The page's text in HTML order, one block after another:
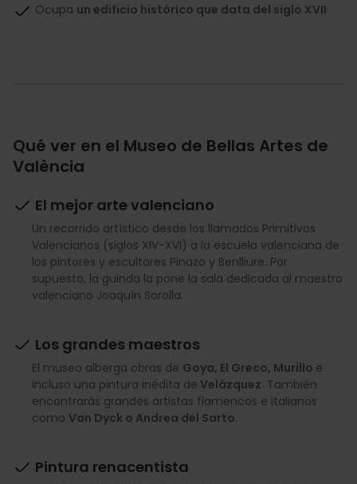
Ocupa un edificio histórico que data del siglo XVII
Qué ver en el Museo de Bellas Artes de
València
El mejor arte valenciano
Un recorrido artístico desde los llamados Primitivos
Valencianos (siglos XIV-XVI) a la escuela valenciana de
los pintores y escultores Pinazo y Benlliure. Por
supuesto, la guinda la pone la sala dedicada al maestro
valenciano Joaquín Sorolla.
Los grandes maestros
El museo alberga obras de Goya, El Greco, Murillo e
incluso una pintura inédita de Velázquez. También
encontrarás grandes artistas flamencos e italianos
como Van Dyck o Andrea del Sarto.
Pintura renacentista